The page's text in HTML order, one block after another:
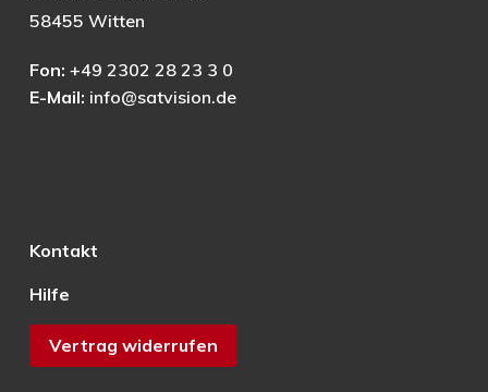
58455 Witten
Fon: +49 2302 28 23 3 0
E-Mail: info@satvision.de
Kontakt
Hilfe
Vertrag widerrufen